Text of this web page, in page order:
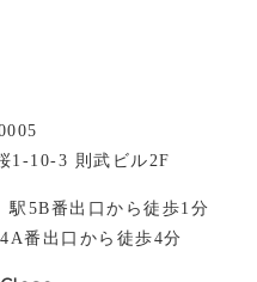
1-10-3 則武ビル2F
駅5B番出口から徒歩1分
番出口から徒歩4分